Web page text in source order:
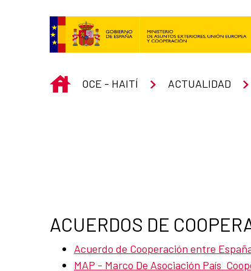
INICIO
OCE - HAITÍ ACTUALIDAD
ACUERDOS DE
Acuerdo de Cooperación entre
MAP - Marco De Asociación País